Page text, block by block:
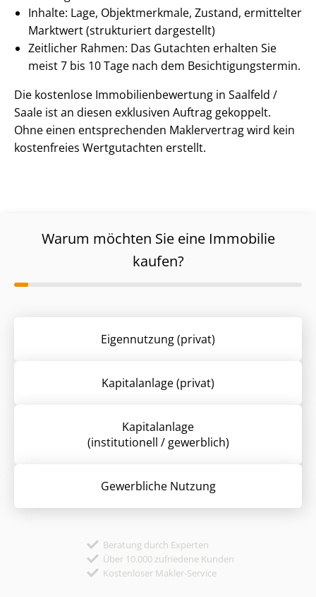
Inhalte: Lage, Objektmerkmale, Zustand, ermittelter
Marktwert (strukturiert dargestellt)
Zeitlicher Rahmen: Das Gutachten erhalten Sie
meist 7 bis 10 Tage nach dem Be­sich­ti­gungs­ter­min.
Die kostenlose Im­mo­bi­li­en­be­wer­tung in Saalfeld /
Saale ist an diesen exklusiven Auftrag gekoppelt.
Ohne einen entsprechenden Maklervertrag wird kein
kostenfreies Wertgutachten erstellt.
Warum möchten Sie eine Immobilie
kaufen?
Eigennutzung (privat)
Kapitalanlage (privat)
Kapitalanlage
(institutionell / gewerblich)
Gewerbliche Nutzung
Beratung durch Experten
Über 10.000 zufriedene Kunden
Kostenloser Makler-Service